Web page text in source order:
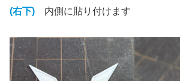
(右下) 内側に貼り付けます